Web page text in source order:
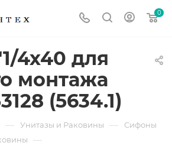
0
4х40 для
монтажа
(5634.1)
— Унитазы и Раковины — Сифоны
—